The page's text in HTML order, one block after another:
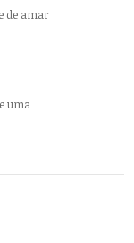
de amar
uma